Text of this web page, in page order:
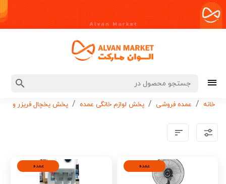
خانه عمده فروشی پخش لوازم خانگی عمده پخش یخچال فریزر و
عمده عمده